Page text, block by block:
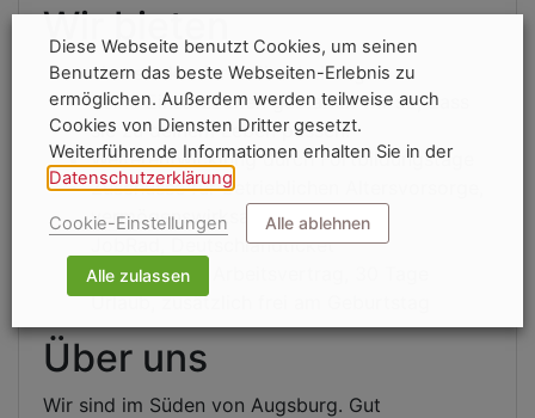
Wir bieten
eine strukturierte Einarbeitung
deine Einsatzzeiten gestalten wir so, dass
sie zu deinem Leben passen!
Weiterentwicklung durch Fortbildungstage
Zuschüsse für betrieblichen Altersvorsorge,
vermögenswirksame Leistung,
JobRad, Deutschlandticket
unbefristeter Arbeitsvertrag, 30 Tage
Urlaub, zusätzlich frei am Geburtstag
Über uns
Wir sind im Süden von Augsburg. Gut
Diese Webseite benutzt Cookies, um seinen
Benutzern das beste Webseiten-Erlebnis zu
ermöglichen. Außerdem werden teilweise auch
Cookies von Diensten Dritter gesetzt.
Weiterführende Informationen erhalten Sie in der
Datenschutzerklärung
Cookie-Einstellungen Alle ablehnen
Alle zulassen